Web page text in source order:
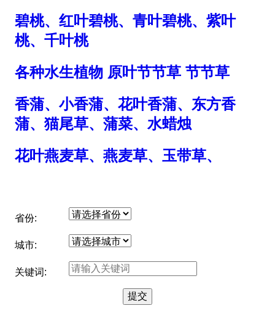
碧桃、红叶碧桃、青叶碧桃、紫叶
桃、千叶桃
各种水生植物 原叶节节草 节节草
香蒲、小香蒲、花叶香蒲、东方香
蒲、猫尾草、蒲菜、水蜡烛
花叶燕麦草、燕麦草、玉带草、
省份:
城市:
关键词: